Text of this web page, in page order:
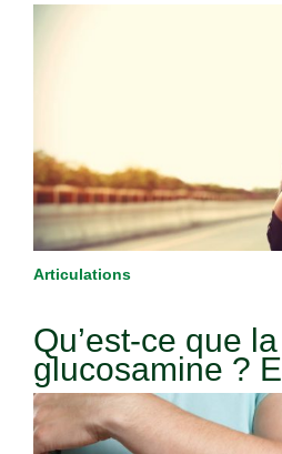
Articulations
Qu’est-ce que la
glucosamine ?